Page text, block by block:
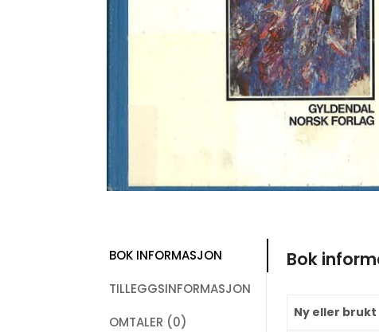
BOK INFORMASJON
TILLEGGSINFORMASJON
OMTALER (0)
Bok
Ny eller brukt